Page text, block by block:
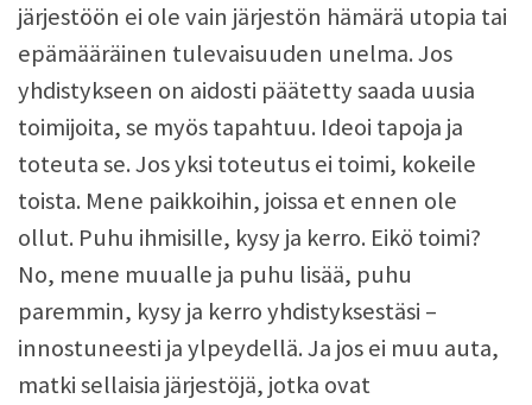
järjestöön ei ole vain järjestön hämärä utopia tai
epämääräinen tulevaisuuden unelma. Jos
yhdistykseen on aidosti päätetty saada uusia
toimijoita, se myös tapahtuu. Ideoi tapoja ja
toteuta se. Jos yksi toteutus ei toimi, kokeile
toista. Mene paikkoihin, joissa et ennen ole
ollut. Puhu ihmisille, kysy ja kerro. Eikö toimi?
No, mene muualle ja puhu lisää, puhu
paremmin, kysy ja kerro yhdistyksestäsi –
innostuneesti ja ylpeydellä. Ja jos ei muu auta,
matki sellaisia järjestöjä, jotka ovat